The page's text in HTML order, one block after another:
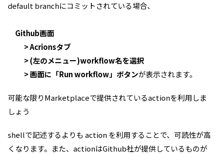
default branchにコミットされている場合、
Github画面
> Acrionsタブ
> (左のメニュー)workflow名を選択
> 画面に「Run workflow」ボタンが表示されます。
可能な限りMarketplaceで提供されているactionを利用しま
しょう
shellで記述するよりも action を利用することで、可読性が高
くなります。また、actionはGithub社が提供しているものが